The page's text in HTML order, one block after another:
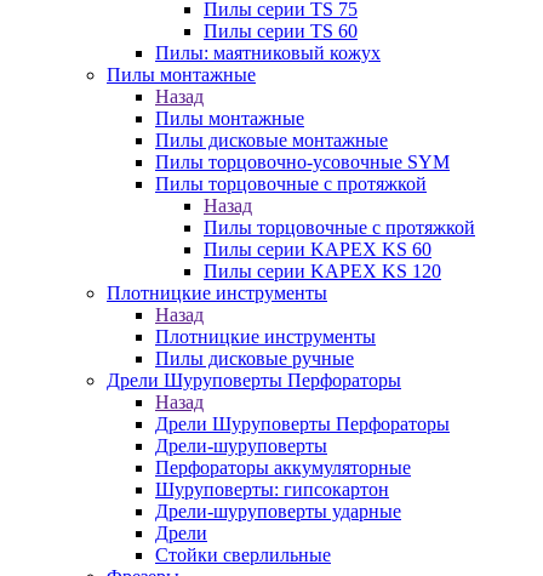
Пилы серии TS 75
Пилы серии TS 60
Пилы: маятниковый кожух
Пилы монтажные
Назад
Пилы монтажные
Пилы дисковые монтажные
Пилы торцовочно-усовочные SYM
Пилы торцовочные с протяжкой
Назад
Пилы торцовочные с протяжкой
Пилы серии KAPEX KS 60
Пилы серии KAPEX KS 120
Плотницкие инструменты
Назад
Плотницкие инструменты
Пилы дисковые ручные
Дрели Шуруповерты Перфораторы
Назад
Дрели Шуруповерты Перфораторы
Дрели-шуруповерты
Перфораторы аккумуляторные
Шуруповерты: гипсокартон
Дрели-шуруповерты ударные
Дрели
Стойки сверлильные